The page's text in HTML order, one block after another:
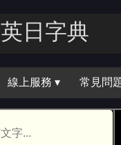
英日字典
線上服務 ▾ 常見問